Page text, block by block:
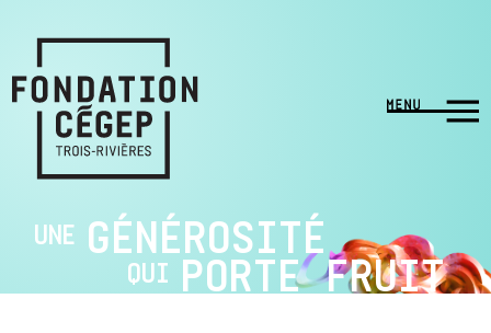
UNE GÉNÉROSITÉ
QUI PORTE FRUIT